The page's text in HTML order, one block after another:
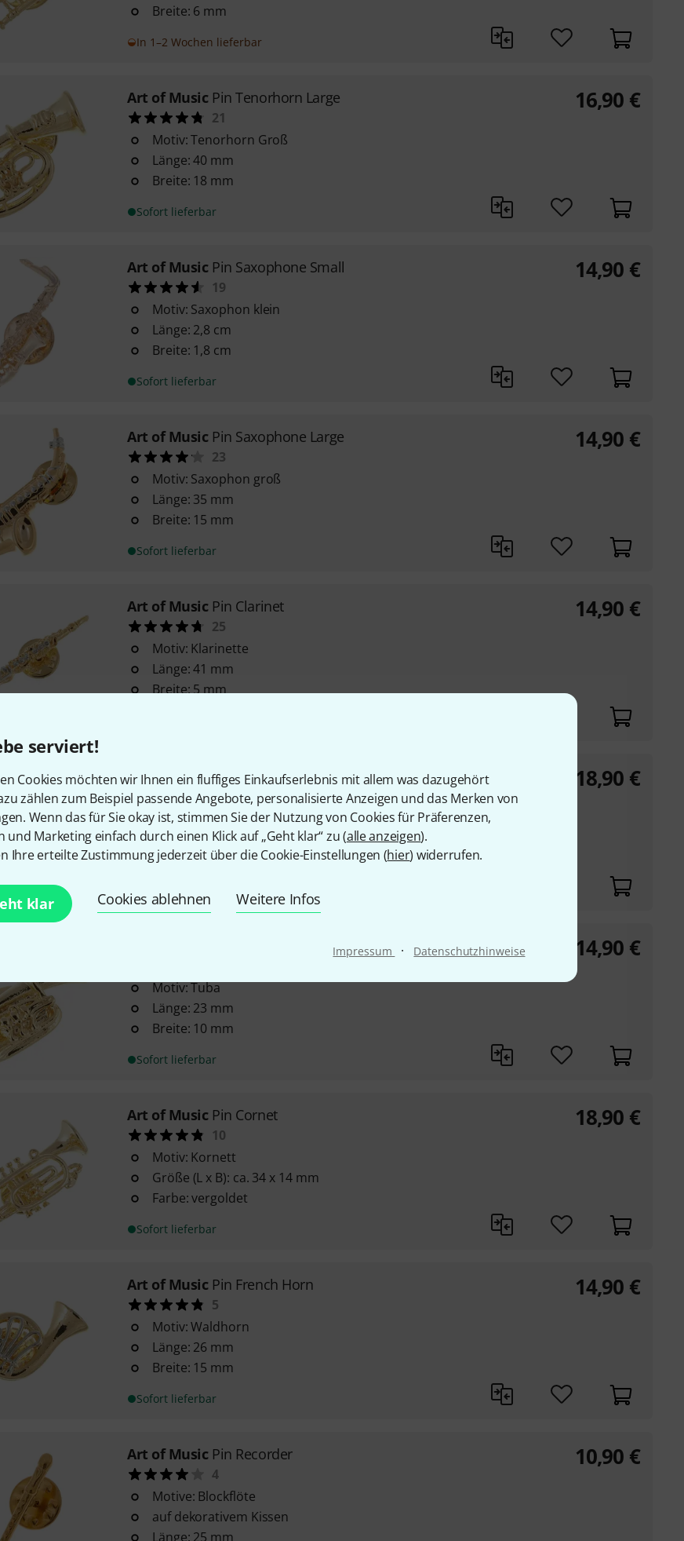
serviert!
Cookies möchten wir Ihnen ein fluffiges Einkaufserlebnis mit allem was dazugehört
zählen zum Beispiel passende Angebote, personalisierte Anzeigen und das Merken von
Wenn das für Sie okay ist, stimmen Sie der Nutzung von Cookies für Präferenzen,
und Marketing einfach durch einen Klick auf „Geht klar“ zu (alle anzeigen).
Ihre erteilte Zustimmung jederzeit über die Cookie-Einstellungen (hier) widerrufen.
klar Cookies ablehnen Weitere Infos
Impressum · Datenschutzhinweise
Breite: 6 mm
In 1–2 Wochen lieferbar
Art of Music Pin Tenorhorn Large
21
Motiv: Tenorhorn Groß
Länge: 40 mm
Breite: 18 mm
Sofort lieferbar
16,90 €
Art of Music Pin Saxophone Small
19
Motiv: Saxophon klein
Länge: 2,8 cm
Breite: 1,8 cm
Sofort lieferbar
14,90 €
Art of Music Pin Saxophone Large
23
Motiv: Saxophon groß
Länge: 35 mm
Breite: 15 mm
Sofort lieferbar
14,90 €
Art of Music Pin Clarinet
25
Motiv: Klarinette
Länge: 41 mm
Breite: 5 mm
14,90 €
Art of Music Pin French Horn
3
Design: Waldhorn
mit Sicherung
vergoldet
Sofort lieferbar
18,90 €
Motiv: Tuba
Länge: 23 mm
Breite: 10 mm
Sofort lieferbar
14,90 €
Art of Music Pin Cornet
10
Motiv: Kornett
Größe (L x B): ca. 34 x 14 mm
Farbe: vergoldet
Sofort lieferbar
18,90 €
Art of Music Pin French Horn
5
Motiv: Waldhorn
Länge: 26 mm
Breite: 15 mm
Sofort lieferbar
14,90 €
Art of Music Pin Recorder
4
Motive: Blockflöte
auf dekorativem Kissen
Länge: 25 mm
10,90 €